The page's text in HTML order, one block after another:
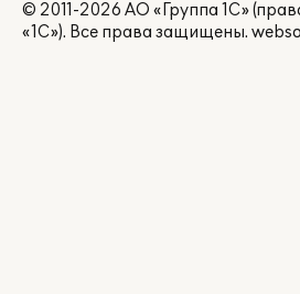
© 2011-2026 АО «Группа 1С»
«1С»). Все права защищены.